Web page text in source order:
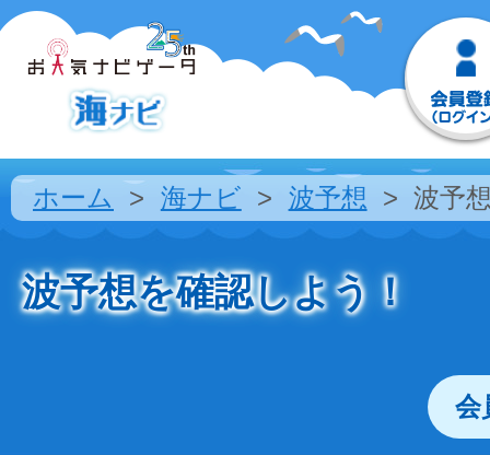
ホーム 海ナビ 波予想 波予
波予想を確認しよう！
会